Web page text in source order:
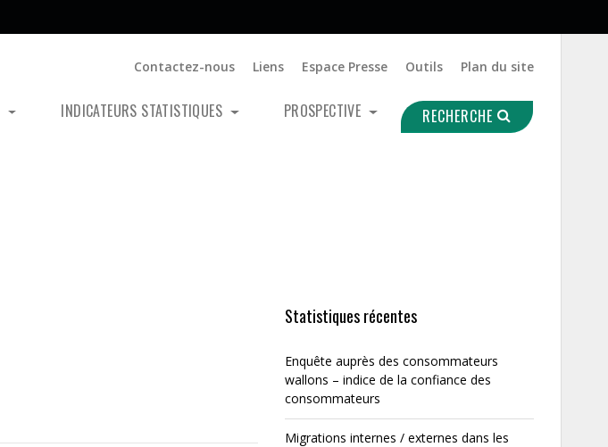
Contactez-nous Liens Espace Presse Outils Plan du site
INDICATEURS STATISTIQUES PROSPECTIVE RECHERCHE
Statistiques récentes
Enquête auprès des consommateurs
wallons – indice de la confiance des
consommateurs
Migrations internes / externes dans les